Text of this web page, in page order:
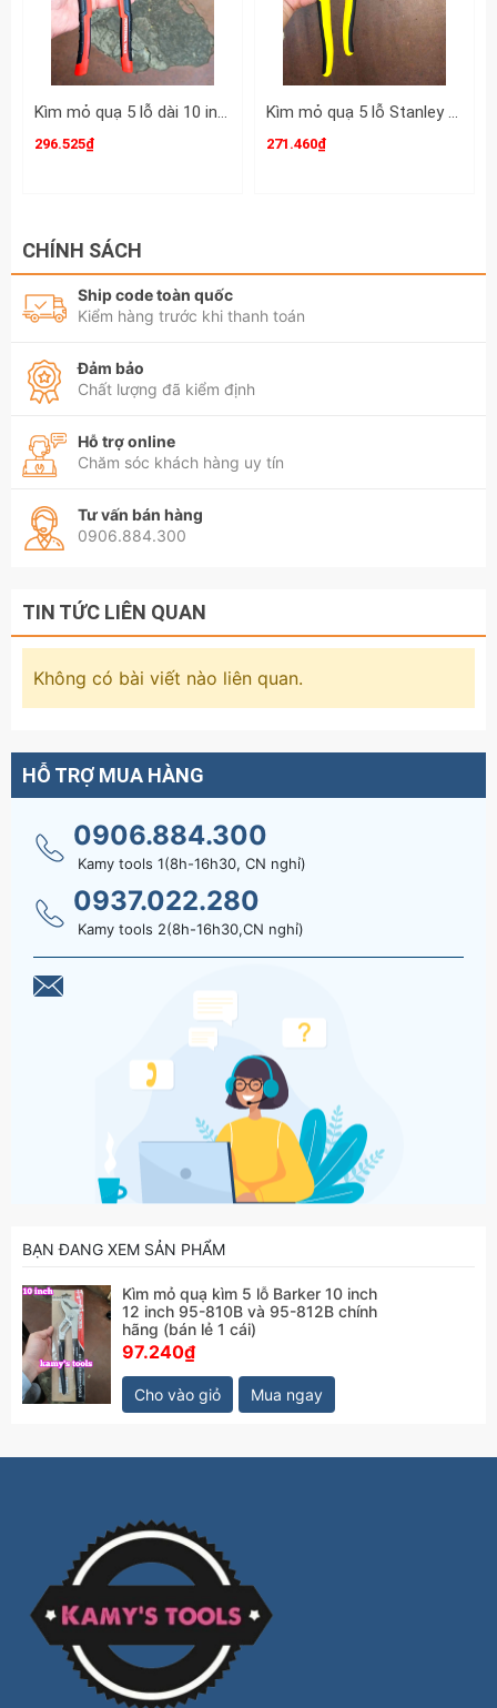
Kìm mỏ quạ 5 lỗ dài 10 inch Top LU-MQT10 mở miệng 65mm
296.525₫
Kìm mỏ quạ 5 lỗ Stanley 12 inch mở miệng 55mm 84-021 (STHT84021-8)
271.460₫
CHÍNH SÁCH
Ship code toàn quốc
Kiểm hàng trước khi thanh toán
Đảm bảo
Chất lượng đã kiểm định
Hỗ trợ online
Chăm sóc khách hàng uy tín
Tư vấn bán hàng
0906.884.300
TIN TỨC LIÊN QUAN
Không có bài viết nào liên quan.
HỖ TRỢ MUA HÀNG
0906.884.300
Kamy tools 1(8h-16h30, CN nghỉ)
0937.022.280
Kamy tools 2(8h-16h30,CN nghỉ)
BẠN ĐANG XEM SẢN PHẨM
Kìm mỏ quạ kìm 5 lỗ Barker 10 inch
12 inch 95-810B và 95-812B chính
hãng (bán lẻ 1 cái)
97.240₫
Cho vào giỏ Mua ngay